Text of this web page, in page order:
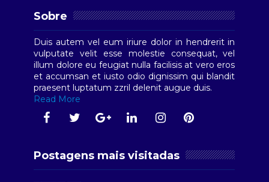
Sobre
Duis autem vel eum iriure dolor in hendrerit in
vulputate velit esse molestie consequat, vel
illum dolore eu feugiat nulla facilisis at vero eros
et accumsan et iusto odio dignissim qui blandit
praesent luptatum zzril delenit augue duis.
Read More
Postagens mais visitadas